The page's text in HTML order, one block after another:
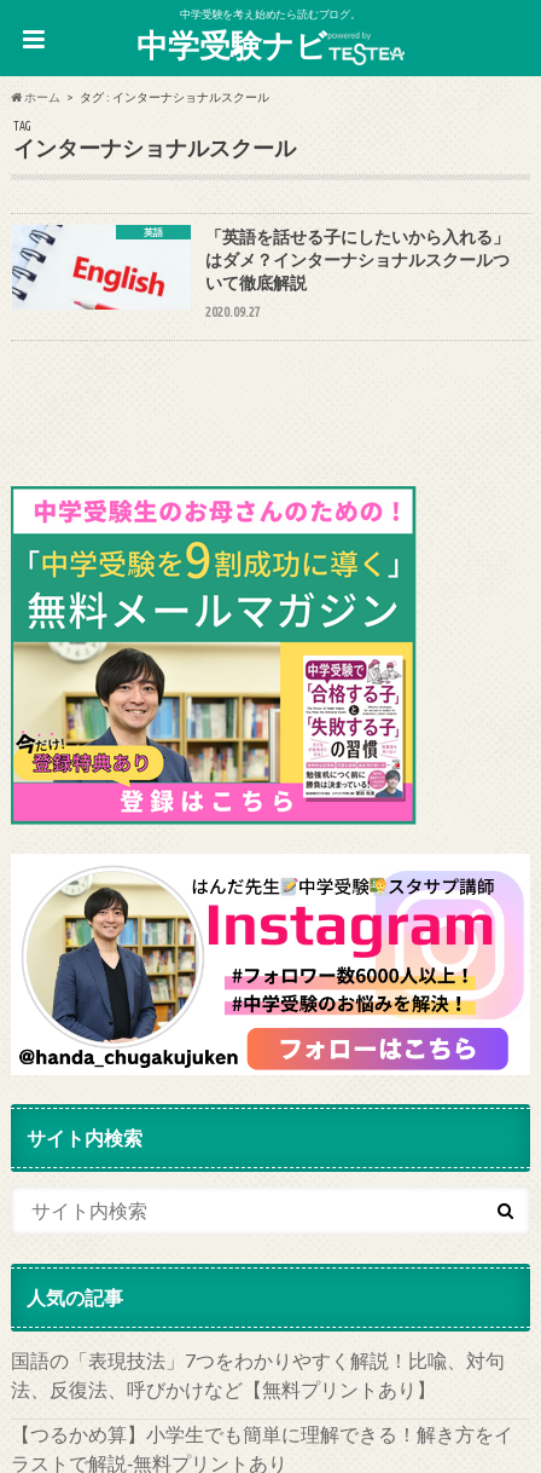
中学受験を考え始めたら読むブログ。
中学受験ナビ
ホーム タグ : インターナショナルスクール
TAG
インターナショナルスクール
英語
「英語を話せる子にしたいから入れる」
はダメ？インターナショナルスクールつ
いて徹底解説
2020.09.27
サイト内検索
人気の記事
国語の「表現技法」7つをわかりやすく解説！比喩、対句
法、反復法、呼びかけなど【無料プリントあり】
【つるかめ算】小学生でも簡単に理解できる！解き方をイ
ラストで解説‐無料プリントあり